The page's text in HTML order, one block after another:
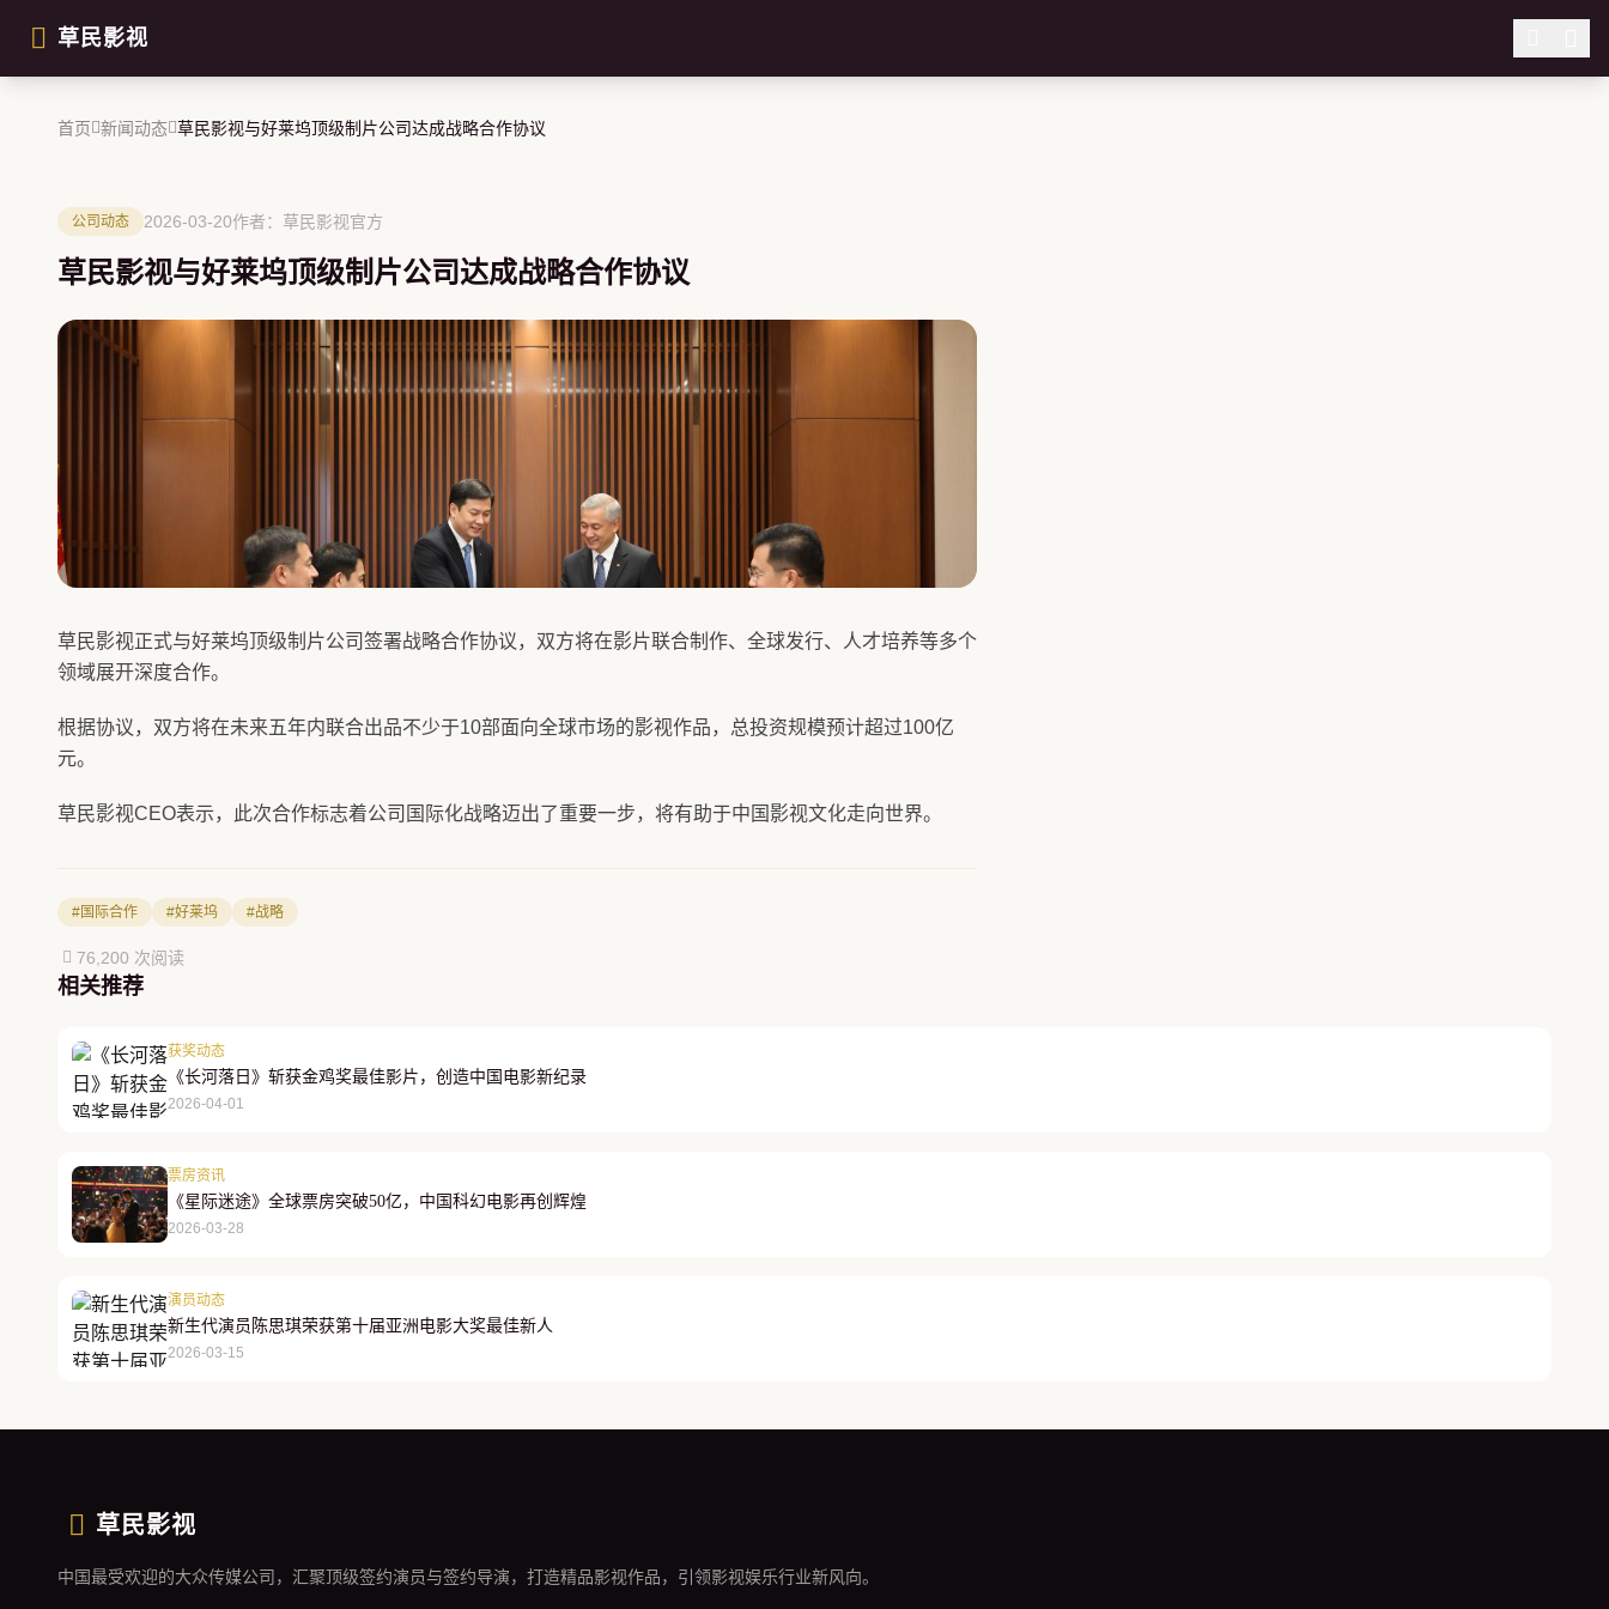
草民影视
首页 新闻动态 草民影视与好莱坞顶级制片公司达成战略合作协议
公司动态 2026-03-20作者：草民影视官方
草民影视与好莱坞顶级制片公司达成战略合作协议
草民影视正式与好莱坞顶级制片公司签署战略合作协议，双方将在影片联合制作、全球发行、人才培养等多个
领域展开深度合作。
根据协议，双方将在未来五年内联合出品不少于10部面向全球市场的影视作品，总投资规模预计超过100亿
元。
草民影视CEO表示，此次合作标志着公司国际化战略迈出了重要一步，将有助于中国影视文化走向世界。
#国际合作 #好莱坞 #战略
76,200 次阅读
相关推荐
获奖动态
《长河落日》斩获金鸡奖最佳影片，创造中国电影新纪录
2026-04-01
票房资讯
《星际迷途》全球票房突破50亿，中国科幻电影再创辉煌
2026-03-28
演员动态
新生代演员陈思琪荣获第十届亚洲电影大奖最佳新人
2026-03-15
草民影视
中国最受欢迎的大众传媒公司，汇聚顶级签约演员与签约导演，打造精品影视作品，引领影视娱乐行业新风向。